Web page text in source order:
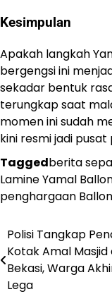
Kesimpulan
Apakah langkah
bergengsi ini
sekadar bentuk
terungkap saat
momen ini sudah
kini resmi jadi
Taggedberita
Lamine Yamal
penghargaan
Post
navigation
Polisi Tangkap
Kotak Amal Masjid
Bekasi, Warga
Lega